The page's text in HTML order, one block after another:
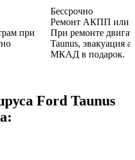
при
Бессрочно
Ремонт АКПП или
При ремонте
Taunus, эвакуация
МКАД в подарок.
Ford Taunus